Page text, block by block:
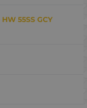
55SS GCY